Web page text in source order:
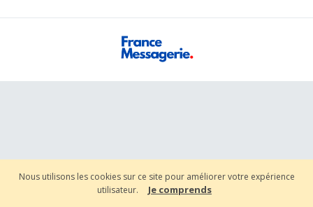
Nous utilisons les cookies sur ce site pour améliorer votre expérience
utilisateur.
Je comprends